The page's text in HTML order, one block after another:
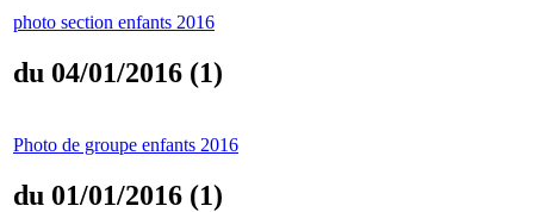
photo section enfants 2016
du 04/01/2016 (1)
Photo de groupe enfants 2016
du 01/01/2016 (1)